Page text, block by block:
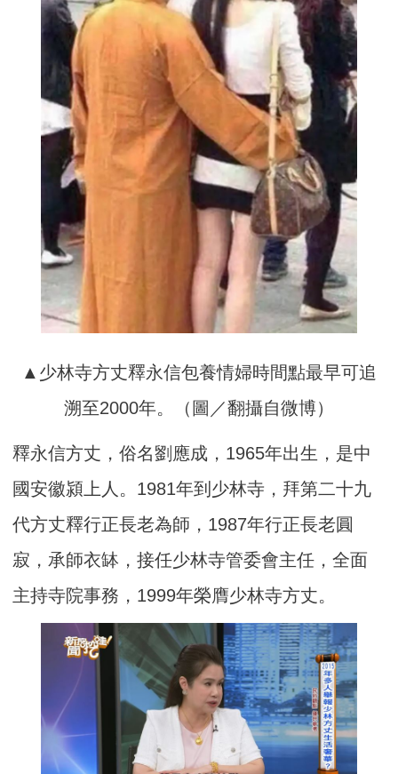
▲少林寺方丈釋永信包養情婦時間點最早可追
溯至2000年。（圖／翻攝自微博）
釋永信方丈，俗名劉應成，1965年出生，是中
國安徽潁上人。1981年到少林寺，拜第二十九
代方丈釋行正長老為師，1987年行正長老圓
寂，承師衣缽，接任少林寺管委會主任，全面
主持寺院事務，1999年榮膺少林寺方丈。